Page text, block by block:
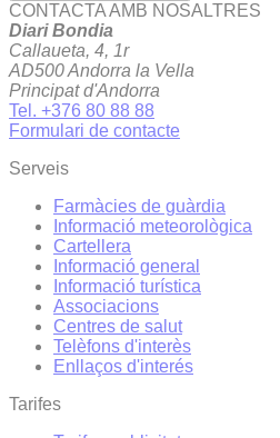
CONTACTA AMB NOSALTRES
Diari Bondia
Callaueta, 4, 1r
AD500 Andorra la Vella
Principat d'Andorra
Tel. +376 80 88 88
Formulari de contacte
Serveis
Farmàcies de guàrdia
Informació meteorològica
Cartellera
Informació general
Informació turística
Associacions
Centres de salut
Telèfons d'interès
Enllaços d'interés
Tarifes